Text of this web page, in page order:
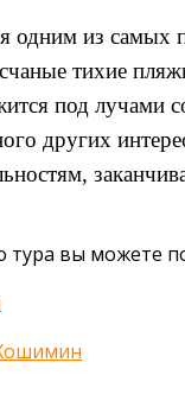
одним из самых
тихие
под лучами
других
тура вы можете